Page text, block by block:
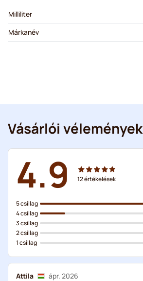
Milliliter
Márkanév
Vásárlói vélemények
4.9 12értékelések
5 csillag
4 csillag
3 csillag
2 csillag
1 csillag
Attila
ápr. 2026